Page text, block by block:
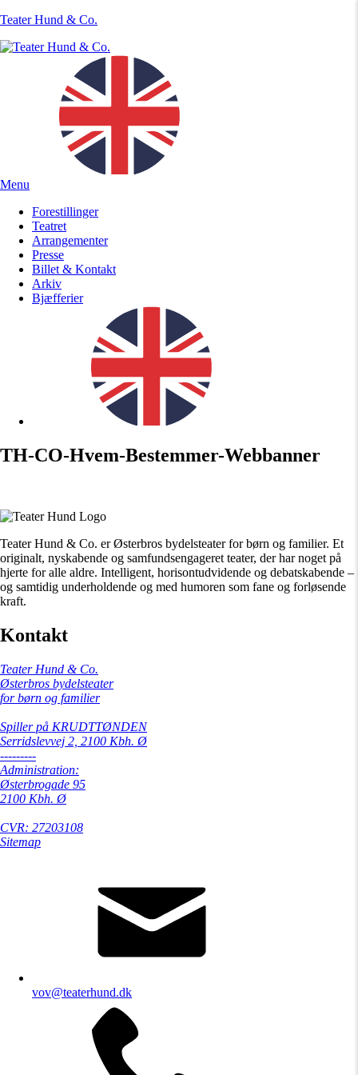
Teater Hund & Co.
Menu
Forestillinger
Teatret
Arrangementer
Presse
Billet & Kontakt
Arkiv
Bjæfferier
TH-CO-Hvem-Bestemmer-Webbanner
Teater Hund & Co. er Østerbros bydelsteater for børn og familier. Et
originalt, nyskabende og samfundsengageret teater, der har noget på
hjerte for alle aldre. Intelligent, horisontudvidende og debatskabende –
og samtidig underholdende og med humoren som fane og forløsende
kraft.
Kontakt
Teater Hund & Co.
Østerbros bydelsteater
for børn og familier
Spiller på KRUDTTØNDEN
Serridslevvej 2, 2100 Kbh. Ø
---------
Administration:
Østerbrogade 95
2100 Kbh. Ø
CVR: 27203108
Sitemap
vov@teaterhund.dk